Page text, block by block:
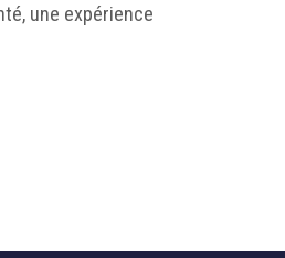
une expérience